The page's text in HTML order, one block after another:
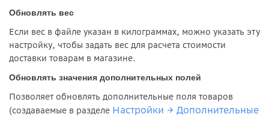
Обновлять вес
Если вес в файле указан в килограммах, можно указать эту
настройку, чтобы задать вес для расчета стоимости
доставки товарам в магазине.
Обновлять значения дополнительных полей
Позволяет обновлять дополнительные поля товаров
(создаваемые в разделе Настройки → Дополнительные